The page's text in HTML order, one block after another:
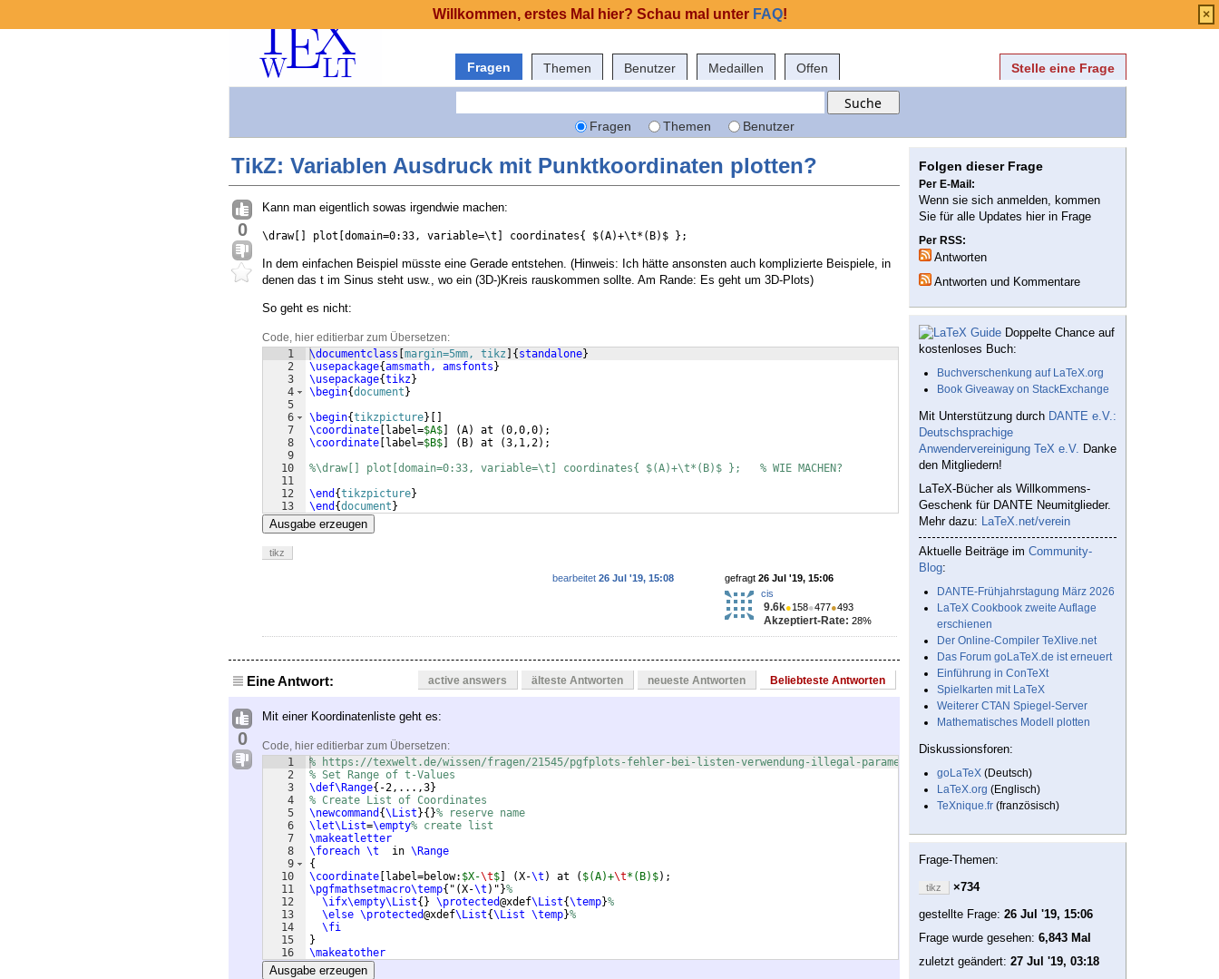
Fragen Themen Benutzer Medaillen Offen Stelle eine Frage
Fragen Themen Benutzer
TikZ: Variablen Ausdruck mit Punktkoordinaten plotten?
0
Kann man eigentlich sowas irgendwie machen:
\draw[] plot[domain=0:33, variable=\t] coordinates{ $(A)+\t*(B)$ };
In dem einfachen Beispiel müsste eine Gerade entstehen. (Hinweis: Ich hätte ansonsten auch komplizierte Beispiele, in
denen das t im Sinus steht usw., wo ein (3D-)Kreis rauskommen sollte. Am Rande: Es geht um 3D-Plots)
So geht es nicht:
Code, hier editierbar zum Übersetzen:
1
2
3
4
5
6
7
8
9
10
11
12
13
\documentclass margin=5mm, tikz { standalone}
\usepackage{amsmath, amsfonts }
\usepackage{tikz}
\begin{document }
\begin{tikzpicture}
\coordinate
label=$A$ (A) at (0,0,0) ;
\coordinate
label=$B$ ( B) at (3,1,2) ;
%\draw[] plot[domain=0:33, variable=\t] coordinates{ $(A)+\t*(B)$ };   % WIE MACHEN?
\end {tikzpicture}
\end {document }
Ausgabe erzeugen
tikz
gefragt 26 Jul '19, 15:06
cis
9.6k●158●477●493
Akzeptiert-Rate: 28%
bearbeitet 26 Jul '19, 15:08
Eine Antwort: active answers älteste Antworten neueste Antworten Beliebteste Antworten
0
Mit einer Koordinatenliste geht es:
Code, hier editierbar zum Übersetzen:
1
2
3
4
5
6
7
8
9
10
11
12
13
14
15
16
% https://texwelt.de/wissen/fragen/21545/pgfplots-fehler-bei-listen-verwendung-illegal-parameter-number-in-definition
% Set Range of t-Values
\def\Range{ -2,...,3}
% Create List of Coordinates
\newcommand {\List }{ }% reserve name
\let\List=\empty% create list
\makeatletter
\foreach \t
  in
\Range
{
\coordinate
label=below: $X-\t$ (X-\t ) at ( $(A)+\t*(B)$) ;
\pgfmathsetmacro\temp{ " (X-\t ) " }%
\ifx\empty\List{ } \protected@xdef\List{\temp}%
\else \protected@xdef\List{\List \temp}%
\fi
}
\makeatother
Ausgabe erzeugen
Folgen dieser Frage
Per E-Mail:
Wenn sie sich anmelden, kommen
Sie für alle Updates hier in Frage
Per RSS:
Antworten
Antworten und Kommentare
Doppelte Chance auf
kostenloses Buch:
Buchverschenkung auf LaTeX.org
Book Giveaway on StackExchange
Mit Unterstützung durch DANTE e.V.:
Deutschsprachige
Anwendervereinigung TeX e.V. Danke
den Mitgliedern!
LaTeX-Bücher als Willkommens-
Geschenk für DANTE Neumitglieder.
Mehr dazu: LaTeX.net/verein
Aktuelle Beiträge im Community-
Blog:
DANTE-Frühjahrstagung März 2026
LaTeX Cookbook zweite Auflage
erschienen
Der Online-Compiler TeXlive.net
Das Forum goLaTeX.de ist erneuert
Einführung in ConTeXt
Spielkarten mit LaTeX
Weiterer CTAN Spiegel-Server
Mathematisches Modell plotten
Diskussionsforen:
goLaTeX (Deutsch)
LaTeX.org (Englisch)
TeXnique.fr (französisch)
Frage-Themen:
tikz
×734
gestellte Frage: 26 Jul '19, 15:06
Frage wurde gesehen: 6,843 Mal
zuletzt geändert: 27 Jul '19, 03:18
Willkommen, erstes Mal hier? Schau mal unter FAQ! ×